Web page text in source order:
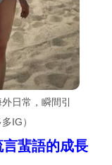
日常，瞬間引
IG）
言蜚語的成長